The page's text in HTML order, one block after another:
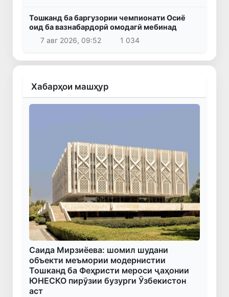
Тошканд ба баргузории чемпионати Осиё
оид ба вазнабардорӣ омодагӣ мебинад
7 авг 2026, 09:52
1 034
Хабарҳои машҳур
Саида Мирзиёева: шомил шудани
объекти меъмории модернистии
Тошканд ба Феҳристи мероси ҷаҳонии
ЮНЕСКО пирӯзии бузурги Ӯзбекистон
аст